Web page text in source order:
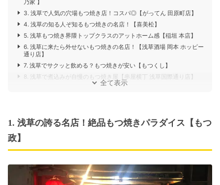
乃家 】
3. 浅草で人気の穴場もつ焼き店！コスパ◎【がってん 田原町店】
4. 浅草の知る人ぞ知るもつ焼きの名店！【喜美松】
5. 浅草もつ焼き界隈トップクラスのアットホーム感【稲垣 本店】
6. 浅草に来たら外せないもつ焼きの名店！【浅草酒場 岡本 ホッピー
通り店】
7. 浅草でサクッと飲める？もつ焼きが安い【もつくし】
8. 浅草で煮込みが自慢のもつ焼き屋【串屋横丁 浅草国際通り店】
全て表示
1. 浅草の誇る名店！絶品もつ焼きパラダイス【もつ
政】